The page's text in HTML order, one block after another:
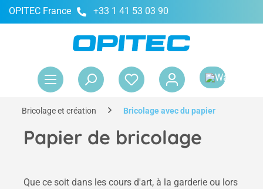
principal
OPITEC France +33 1 41 53 03 90
Bricolage et création Bricolage avec du papier
Papier de bricolage
Que ce soit dans les cours d'art, à la garderie ou lors